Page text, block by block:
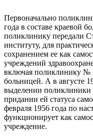
Первоначально
года в составе краевой
поликлинику передали
институту, для
сохранением ее как
учреждений
включая поликлинику №
больницей. А в августе
выделении поликлиники
придании ей статуса
февраля 1956 года по
функционирует как
учреждение.